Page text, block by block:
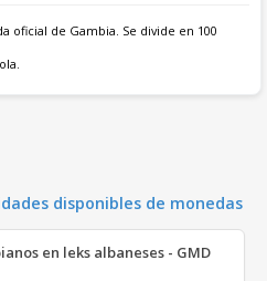
oficial de Gambia. Se divide en 100
disponibles de monedas
en leks albaneses - GMD